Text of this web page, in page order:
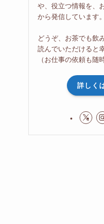
や、役立つ情報を、
から発信しています。
どうぞ、お茶でも飲
読んでいただけると
（お仕事の依頼も随
詳しく